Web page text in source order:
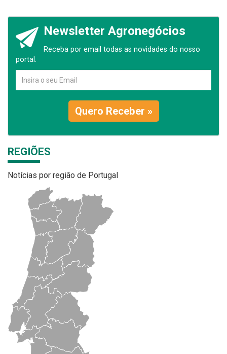
Newsletter Agronegócios
Receba por email todas as novidades do nosso
portal.
Quero Receber »
REGIÕES
Notícias por região de Portugal